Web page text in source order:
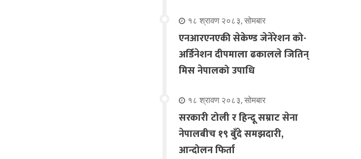
१८ श्रावण २०८३, सोमबार
एनआरएनएकी सेकेण्ड जेनेरेशन को-
अर्डिनेशन दीपमाला ढकालले जितिन्
मिस नेपालको उपाधि
१८ श्रावण २०८३, सोमबार
सरकारी टोली र हिन्दू सम्राट सेना
नेपालबीच १९ बुँदे समझदारी,
आन्दोलन फिर्ता